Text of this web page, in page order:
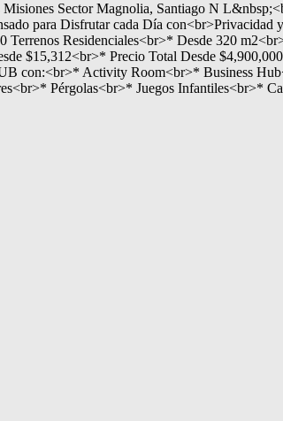
Misiones Sector Magnolia, Santiago N
para Disfrutar cada Día
Residenciales<br>* Desde 320
$15,312<br>* Precio Total Desde
con:<br>* Activity Room<br>* Business
Pérgolas<br>* Juegos